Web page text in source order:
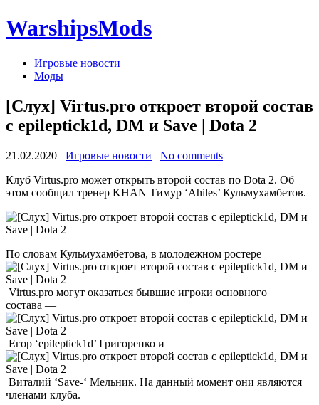
WarshipsMods
Игровые новости
Моды
[Слух] Virtus.pro откроет второй состав
с epileptick1d, DM и Save | Dota 2
21.02.2020 Игровые новости
No comments
Клуб Virtus.pro может открыть второй состав по Dota 2. Об
этом сообщил тренер KHAN Тимур ‘Ahiles’ Кульмухамбетов.
По словам Кульмухамбетова, в молодежном ростере
Virtus.pro могут оказаться бывшие игроки основного
состава —
Егор ‘epileptick1d’ Григоренко и
Виталий ‘Save-‘ Мельник. На данный момент они являются
членами клуба.